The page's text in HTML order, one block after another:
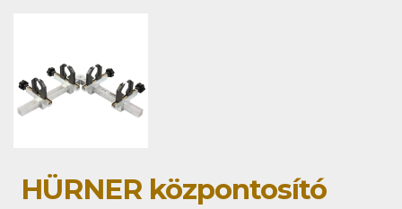
HÜRNER központosító